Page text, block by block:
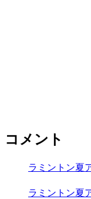
コメント
ラミントン夏
ラミントン夏